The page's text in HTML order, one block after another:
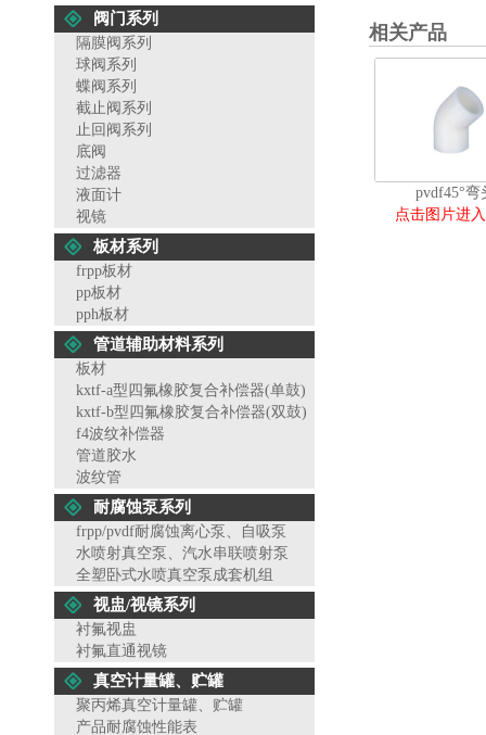
阀门系列
隔膜阀系列
球阀系列
蝶阀系列
截止阀系列
止回阀系列
底阀
过滤器
液面计
视镜
板材系列
frpp板材
pp板材
pph板材
管道辅助材料系列
板材
kxtf-a型四氟橡胶复合补偿器(单鼓)
kxtf-b型四氟橡胶复合补偿器(双鼓)
f4波纹补偿器
管道胶水
波纹管
耐腐蚀泵系列
frpp/pvdf耐腐蚀离心泵、自吸泵
水喷射真空泵、汽水串联喷射泵
全塑卧式水喷真空泵成套机组
视盅/视镜系列
衬氟视盅
衬氟直通视镜
真空计量罐、贮罐
聚丙烯真空计量罐、贮罐
产品耐腐蚀性能表
相关产品
pvdf45°弯
点击图片进